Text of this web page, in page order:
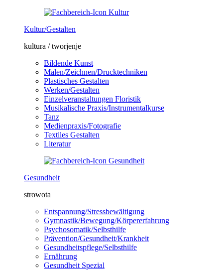
Kultur/Gestalten
kultura / tworjenje
Bildende Kunst
Malen/Zeichnen/Drucktechniken
Plastisches Gestalten
Werken/Gestalten
Einzelveranstaltungen Floristik
Musikalische Praxis/Instrumentalkurse
Tanz
Medienpraxis/Fotografie
Textiles Gestalten
Literatur
Gesundheit
strowota
Entspannung/Stressbewältigung
Gymnastik/Bewegung/Körpererfahrung
Psychosomatik/Selbsthilfe
Prävention/Gesundheit/Krankheit
Gesundheitspflege/Selbsthilfe
Ernährung
Gesundheit Spezial